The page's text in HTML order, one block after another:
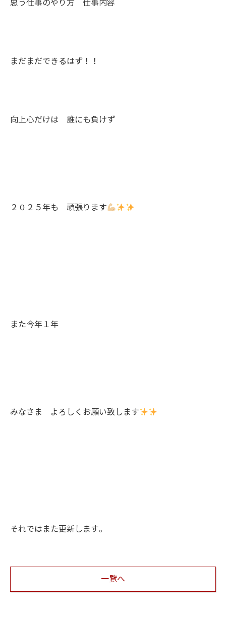
思う仕事のやり方 仕事内容
まだまだできるはず！！
向上心だけは 誰にも負けず
２０２５年も 頑張ります
また今年１年
みなさま よろしくお願い致します
それではまた更新します。
一覧へ